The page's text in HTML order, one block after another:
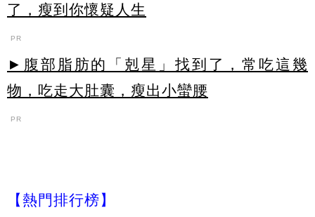
了，瘦到你懷疑人生
PR
►腹部脂肪的「剋星」找到了，常吃這幾
物，吃走大肚囊，瘦出小蠻腰
PR
【熱門排行榜】